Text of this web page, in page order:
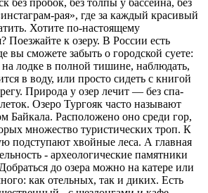
без пробок, без толпы у бассейна, без
рая», где за каждый красивый
Хотите по-настоящему
Поезжайте к озеру. В России есть
вы сможете забыть о городской суете:
лодке в полной тишине, наблюдать,
в воду, или просто сидеть с книгой
Природа у озер лечит — без спа-
Озеро Тургояк часто называют
Байкала. Расположено оно среди гор,
множество туристических троп. К
подступают хвойные леса. А главная
- археологические памятники
до озера можно на катере или
как отельных, так и диких. Есть